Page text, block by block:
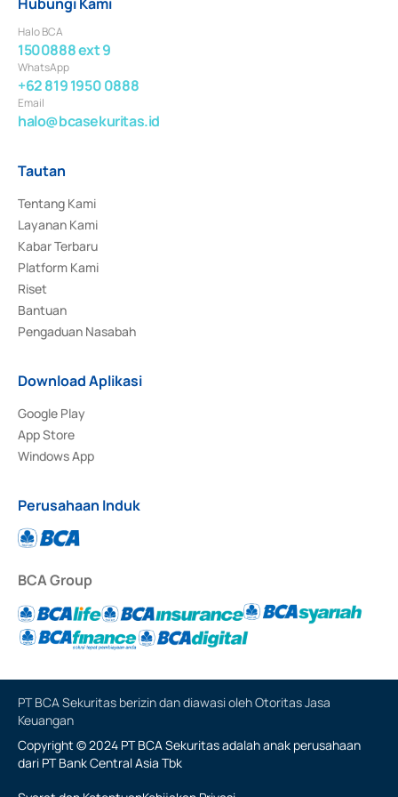
Halo BCA
1500888 ext 9
WhatsApp
+62 819 1950 0888
Email
halo@bcasekuritas.id
Tautan
Tentang Kami
Layanan Kami
Kabar Terbaru
Platform Kami
Riset
Bantuan
Pengaduan Nasabah
Download Aplikasi
Google Play
App Store
Windows App
Perusahaan Induk
BCA Group
PT BCA Sekuritas berizin dan diawasi oleh Otoritas Jasa
Keuangan
Copyright © 2024 PT BCA Sekuritas adalah anak perusahaan
dari PT Bank Central Asia Tbk